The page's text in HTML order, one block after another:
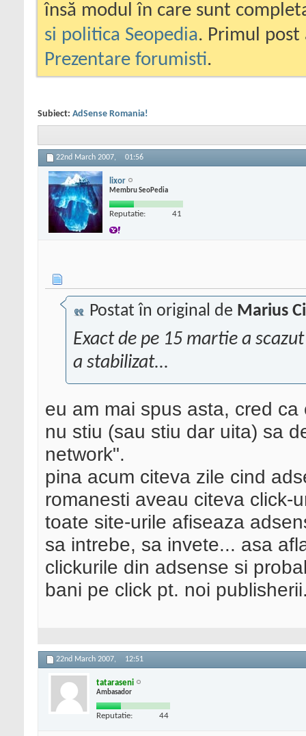
însă modul în care sunt
si politica Seopedia. Primul
Prezentare forumisti.
Subiect: AdSense Romania!
22nd March 2007, 01:56
lixor
Membru SeoPedia
Reputatie: 41
Postat în original de Marius
Exact de pe 15 martie a
a stabilizat...
eu am mai spus asta, cred
nu stiu (sau stiu dar uita) sa
network".
pina acum citeva zile cind
romanesti aveau citeva click-
toate site-urile afiseaza
sa intrebe, sa invete... asa
clickurile din adsense si
bani pe click pt. noi
22nd March 2007, 12:51
tataraseni
Ambasador
Reputatie: 44